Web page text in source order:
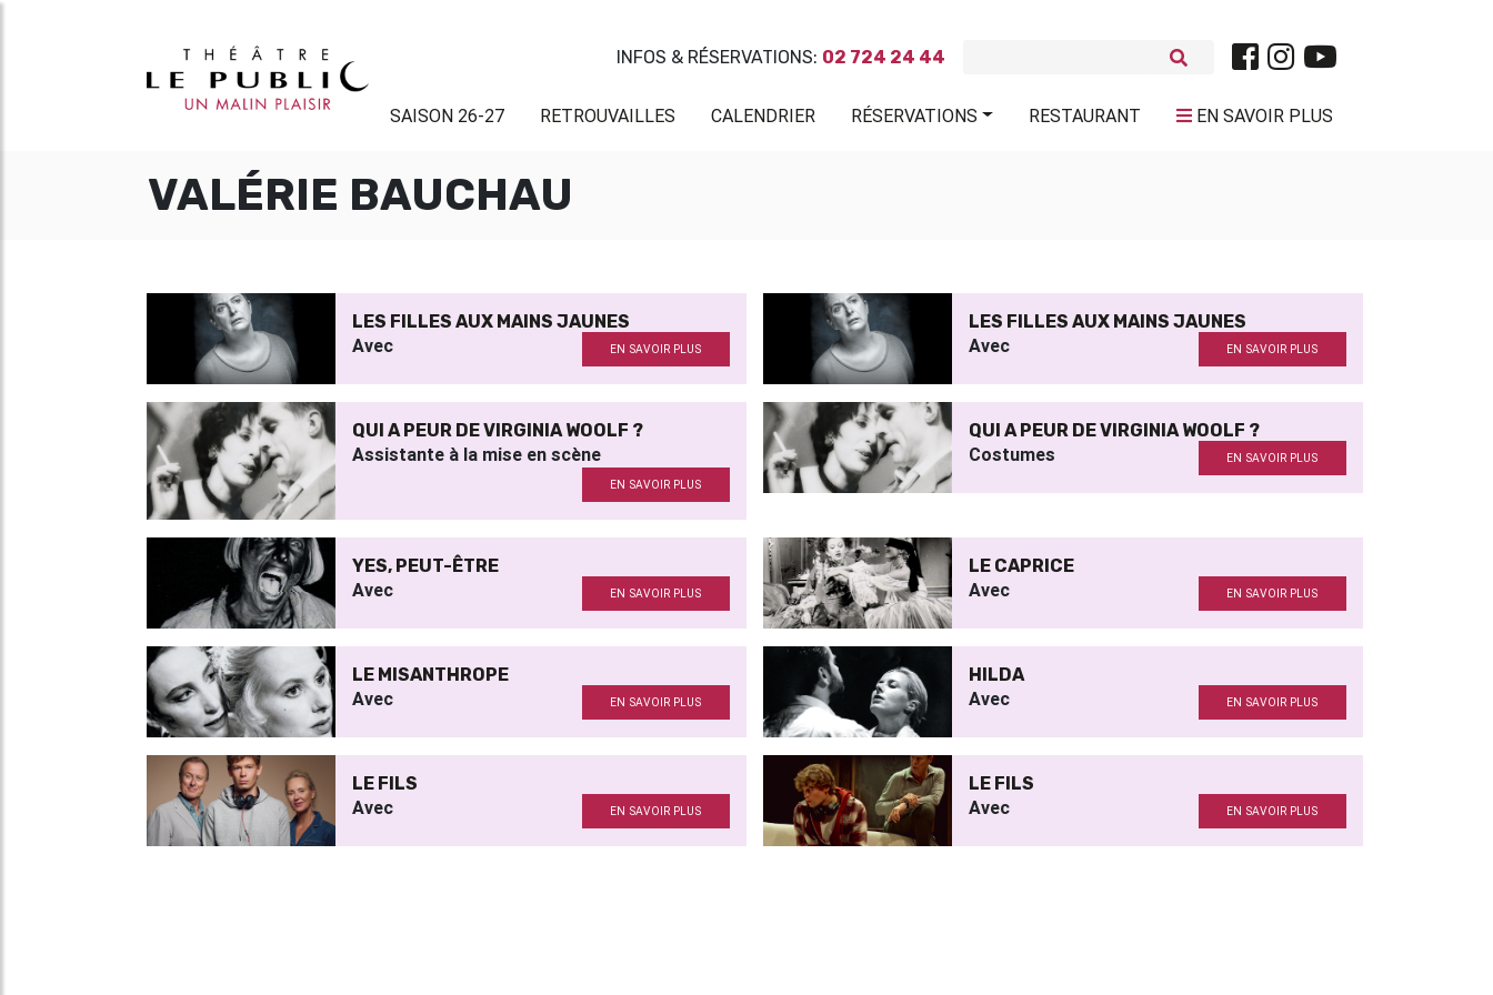
INFOS & RÉSERVATIONS: 02 724 24 44
SAISON 26-27 RETROUVAILLES CALENDRIER RÉSERVATIONS RESTAURANT EN SAVOIR PLUS
VALÉRIE BAUCHAU
LES FILLES AUX MAINS JAUNES
Avec EN SAVOIR PLUS
LES FILLES AUX MAINS JAUNES
Avec EN SAVOIR PLUS
QUI A PEUR DE VIRGINIA WOOLF ?
Assistante à la mise en scène
EN SAVOIR PLUS
QUI A PEUR DE VIRGINIA WOOLF ?
Costumes EN SAVOIR PLUS
YES, PEUT-ÊTRE
Avec EN SAVOIR PLUS
LE CAPRICE
Avec EN SAVOIR PLUS
LE MISANTHROPE
Avec EN SAVOIR PLUS
HILDA
Avec EN SAVOIR PLUS
LE FILS
Avec EN SAVOIR PLUS
LE FILS
Avec EN SAVOIR PLUS